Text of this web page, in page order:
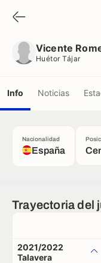
Vicente
Huétor Tájar
Info Noticias
Nacionalidad
España
Trayectoria del
2021/2022
Talavera